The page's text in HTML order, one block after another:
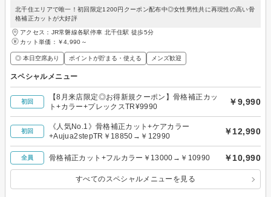
北千住エリアで唯一！初回限定1200円クーポン配布中◎女性男性共に再現性の高い骨
格補正カットが大好評
アクセス：JR常磐線各駅停車 北千住駅 徒歩5分
カット単価： ￥4,990～
◎ 本日空席あり ポイントが貯まる・使える メンズ歓迎
スペシャルメニュー
初回
【8月来店限定◎お得新規クーポン】骨格補正カッ
ト+カラー+プレックスTR¥9990
￥9,990
初回
《人気No.1》骨格補正カット+ケアカラー
+Aujua2stepTR￥18850→￥12990
￥12,990
全員 骨格補正カット+フルカラー￥13000→￥10990 ￥10,990
すべてのスペシャルメニューを見る